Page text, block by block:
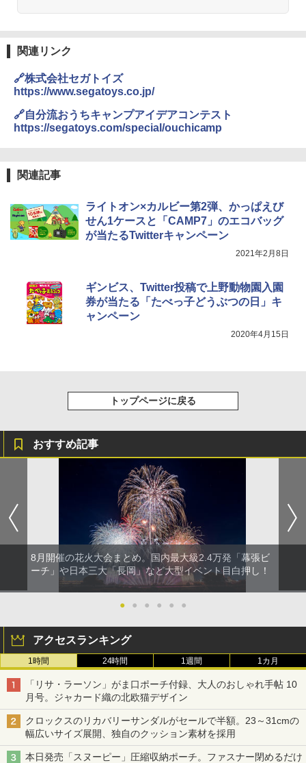
関連リンク
🔗株式会社セガトイズ
https://www.segatoys.co.jp/
🔗自分流おうちキャンプアイデアコンテスト
https://segatoys.com/special/ouchicamp
関連記事
ライトオン×カルビー第2弾、かっぱえび
せん1ケースと「CAMP7」のエコバッグ
が当たるTwitterキャンペーン
2021年2月8日
ギンビス、Twitter投稿で上野動物園入園
券が当たる「たべっ子どうぶつの日」キ
ャンペーン
2020年4月15日
トップページに戻る
おすすめ記事
8月開催の花火大会まとめ。国内最大級2.4万発「幕張ビ
ーチ」や日本三大「長岡」など大型イベント目白押し！
● ● ● ● ● ●
アクセスランキング
1時間 24時間 1週間 1カ月
「リサ・ラーソン」がま口ポーチ付録、大人のおしゃれ手帖 10
月号。ジャカード織の北欧猫デザイン
クロックスのリカバリーサンダルがセールで半額。23～31cmの
幅広いサイズ展開、独自のクッション素材を採用
本日発売「スヌーピー」圧縮収納ポーチ。ファスナー閉めるだけ